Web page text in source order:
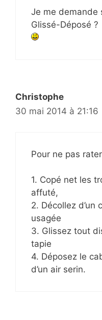
Je me demande
Glissé-Déposé ?
Christophe
30 mai 2014 à 21:16
Pour ne pas
1. Copé net les
affuté,
2. Décollez d’un
usagée
3. Glissez tout
tapie
4. Déposez le
d’un air serin.